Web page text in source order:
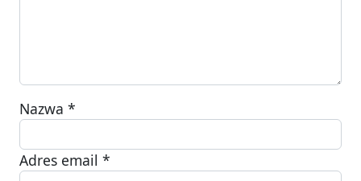
Nazwa *
Adres email *